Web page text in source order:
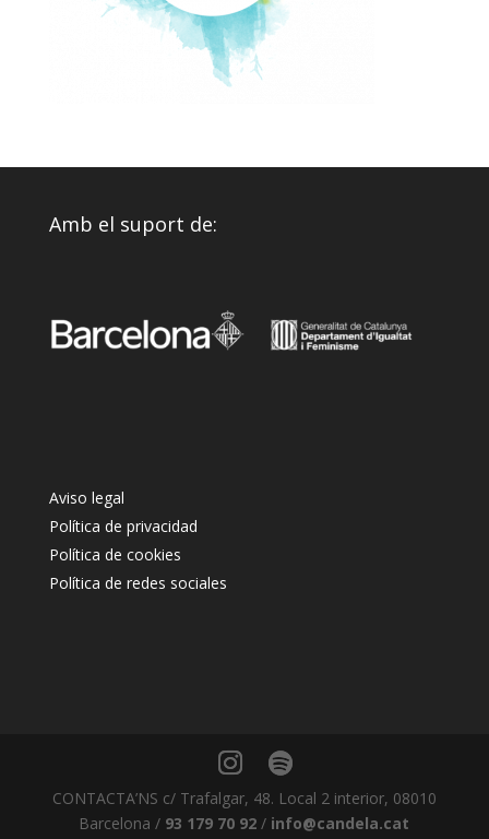
Amb el suport de:
Aviso legal
Política de privacidad
Política de cookies
Política de redes sociales
CONTACTA’NS c/ Trafalgar, 48. Local 2 interior, 08010
Barcelona / 93 179 70 92 / info@candela.cat